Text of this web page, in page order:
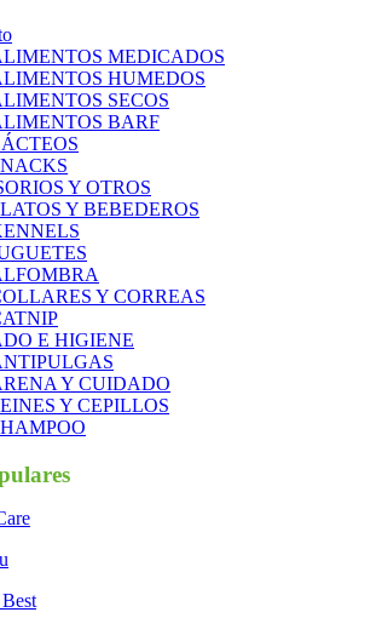
MEDICADOS
HUMEDOS
SECOS
BARF
Y OTROS
Y BEBEDEROS
Y CORREAS
E HIGIENE
Y CUIDADO
Y CEPILLOS